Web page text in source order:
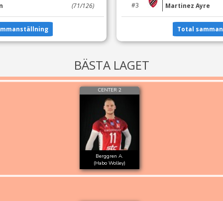
(71/126)
#3
Martinez Ayre
Total
BÄSTA LAGET
CENTER 2
Berggren A.
(Habo Wolley)